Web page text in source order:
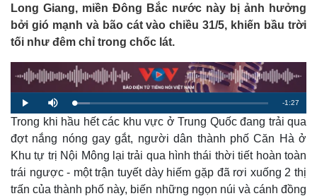
Long Giang, miền Đông Bắc nước này bị ảnh hưởng
bởi gió mạnh và bão cát vào chiều 31/5, khiến bầu trời
tối như đêm chỉ trong chốc lát.
P
l
a
y
M
u
t
e
L
o
a
d
d
8
.
0
9
R
e
a
i
-1:27
Trong khi hầu hết các khu vực ở Trung Quốc đang trải qua
đợt nắng nóng gay gắt, người dân thành phố Căn Hà ở
Khu tự trị Nội Mông lại trải qua hình thái thời tiết hoàn toàn
trái ngược - một trận tuyết dày hiếm gặp đã rơi xuống 2 thị
trấn của thành phố này, biến những ngọn núi và cánh đồng